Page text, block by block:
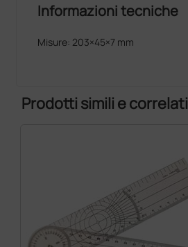
Informazioni tecniche
Misure: 203×45×7 mm
Prodotti simili e correlati